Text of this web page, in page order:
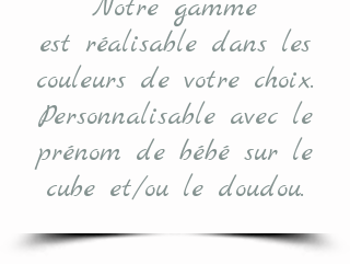
Notre gamme
est réalisable dans les
couleurs de votre choix.
Personnalisable avec le
prénom de bébé sur le
cube et/ou le doudou.